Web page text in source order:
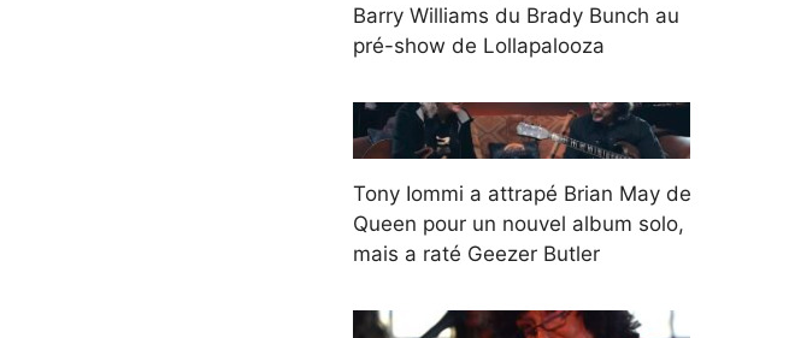
Barry Williams du Brady Bunch au
pré-show de Lollapalooza
Tony Iommi a attrapé Brian May de
Queen pour un nouvel album solo,
mais a raté Geezer Butler